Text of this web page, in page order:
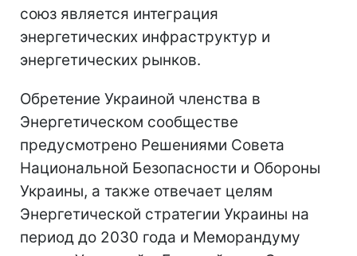
союз является интеграция
энергетических инфраструктур и
энергетических рынков.
Обретение Украиной членства в
Энергетическом сообществе
предусмотрено Решениями Совета
Национальной Безопасности и Обороны
Украины, а также отвечает целям
Энергетической стратегии Украины на
период до 2030 года и Меморандуму